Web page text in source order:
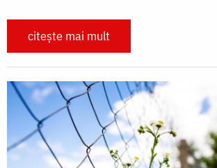
citește mai mult